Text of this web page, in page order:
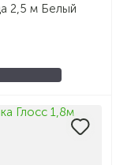
2,5 м Белый